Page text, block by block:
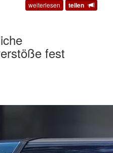
weiterlesen teilen
fest